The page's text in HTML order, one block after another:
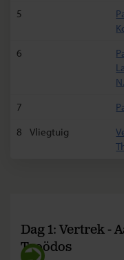
5
6
7
8
Vliegtuig
Dag 1: Vertrek -
Troödos